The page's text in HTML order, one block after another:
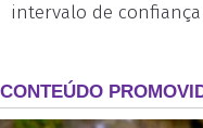
intervalo de confiança